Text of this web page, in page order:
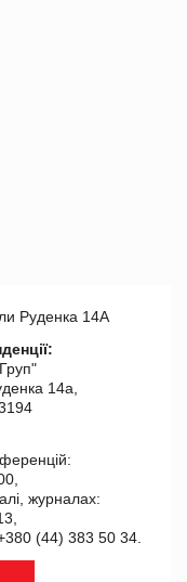
Руденка 14А
14а,
журналах:
(44) 383 50 34.